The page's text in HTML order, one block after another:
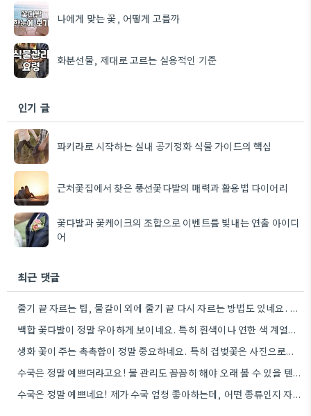
나에게 맞는 꽃, 어떻게 고를까
화분선물, 제대로 고르는 실용적인 기준
인기 글
파키라로 시작하는 실내 공기정화 식물 가이드의 핵심
근처꽃집에서 찾은 풍선꽃다발의 매력과 활용법 다이어리
꽃다발과 꽃케이크의 조합으로 이벤트를 빛내는 연출 아이디
어
최근 댓글
줄기 끝 자르는 팁, 물갈이 외에 줄기 끝 다시 자르는 방법도 있네요. 그거 완전 꿀팁인…
백합 꽃다발이 정말 우아하게 보이네요. 특히 흰색이나 연한 색 계열이 안전한 선택인 것 같아요.
생화 꽃이 주는 촉촉함이 정말 중요하네요. 특히 겹벚꽃은 사진으로는 다르게 보인다는 점, 실제로 보러 가봐야…
수국은 정말 예쁘더라고요! 물 관리도 꼼꼼히 해야 오래 볼 수 있을 텐데, 제가 좀 덜…
수국은 정말 예쁘네요! 제가 수국 엄청 좋아하는데, 어떤 종류인지 자세히 보니 더 감동이에요.